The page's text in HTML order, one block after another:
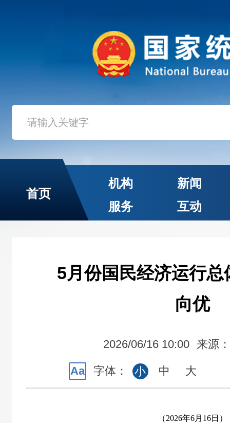
首页
机构
新闻
服务
互动
5月份国民经济运行总
向优
2026/06/16 10:00 来源
Aa 字体： 小 中 大
（2026年6月16日）